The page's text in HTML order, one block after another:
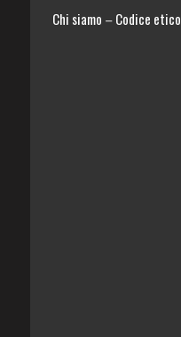
Chi siamo – Codice etico